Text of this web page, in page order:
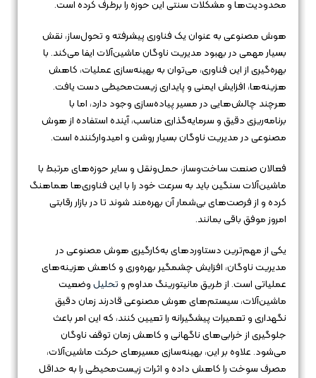
محدودیت‌ها و مشکلات سنتی این حوزه را برطرف کرده است.
هوش مصنوعی به عنوان یک فناوری پیشرفته و تحول‌ساز، نقش
بسیار مهمی در بهبود مدیریت ناوگان ماشین‌آلات ایفا می‌کند. با
بهره‌گیری از این فناوری، می‌توان به بهینه‌سازی عملیات، کاهش
هزینه‌ها، افزایش ایمنی و پایداری زیست‌محیطی دست یافت.
هرچند چالش‌هایی در مسیر پیاده‌سازی وجود دارد، اما با
برنامه‌ریزی دقیق و سرمایه‌گذاری مناسب، آینده استفاده از هوش
مصنوعی در مدیریت ناوگان بسیار روشن و امیدوارکننده است.
فعالان صنعت ساخت‌وساز، حمل‌ونقل و سایر حوزه‌های مرتبط با
ماشین‌آلات سنگین باید به سرعت خود را با این فناوری‌ها هماهنگ
کرده و از فرصت‌های بی‌شمار آن بهره‌مند شوند تا در بازار رقابتی
امروز موفق باقی بمانند.
یکی از مهم‌ترین دستاوردهای به‌کارگیری هوش مصنوعی در
مدیریت ناوگان، افزایش چشمگیر بهره‌وری و کاهش هزینه‌های
عملیاتی است. از طریق مانیتورینگ مداوم وتحلیلوضعیت
ماشین‌آلات، سیستم‌های هوش مصنوعی قادرند زمان دقیق
نگهداری و تعمیرات پیشگیرانه را تعیین کنند، که این امر باعث
جلوگیری از خرابی‌های ناگهانی و کاهش زمان توقف ناوگان
می‌شود. علاوه بر این، بهینه‌سازی مسیرهای حرکت ماشین‌آلات،
مصرف سوخت را کاهش داده و اثرات زیست‌محیطی را به حداقل